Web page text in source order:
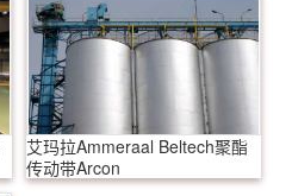
艾玛拉Ammeraal Beltech聚酯
传动带Arcon